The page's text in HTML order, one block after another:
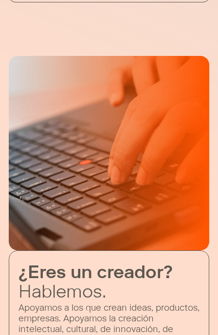
¿Eres un creador?
Hablemos.
Apoyamos a los que crean ideas, productos,
empresas. Apoyamos la creación
intelectual, cultural, de innovación, de